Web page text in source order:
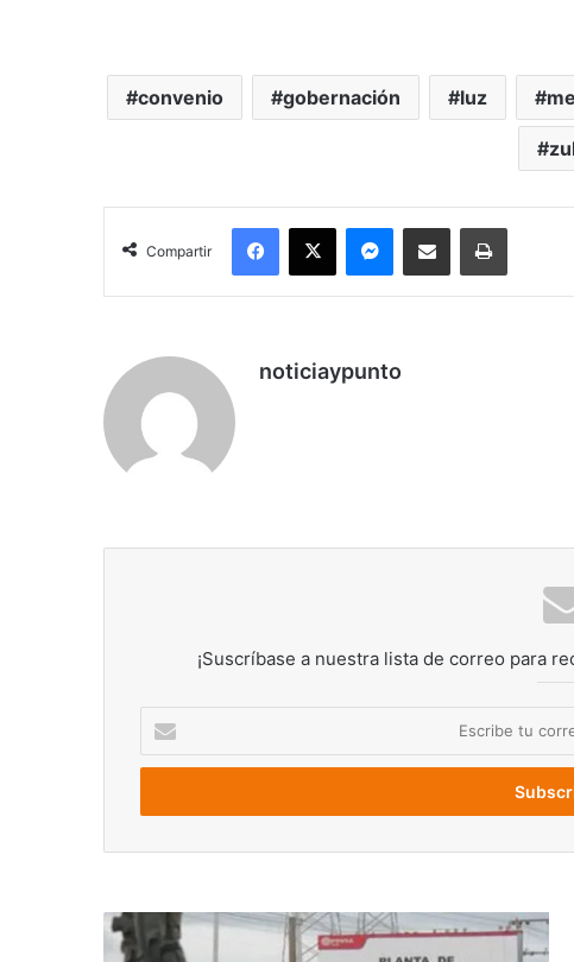
convenio gobernación luz
Compartir
Facebook
X MessengerCompartir por correo electrónicoImprimir
noticiaypunto
¡Suscríbase a nuestra lista de correo para
correo
Presos